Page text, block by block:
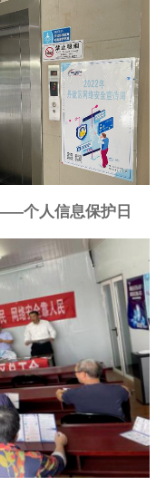
个人信息保护日